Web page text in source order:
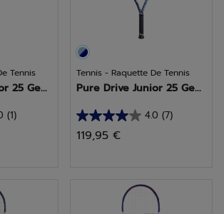
Tennis
25 Ge...
(1)
Tennis - Raquette De Tennis
Pure Drive Junior 25 Ge...
4.0 (7)
4.0
sur
119,95 €